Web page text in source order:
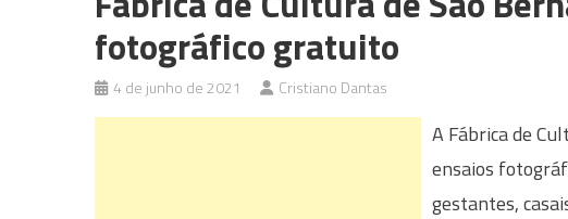
fotográfico gratuito
4 de junho de 2021 Cristiano Dantas
A Fábrica de
ensaios
gestantes,